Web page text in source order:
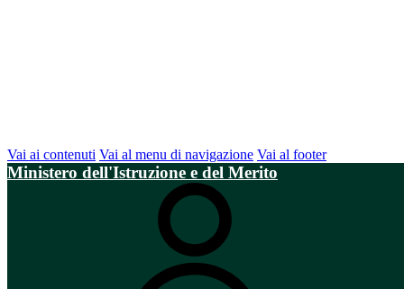
Vai ai contenuti Vai al menu di navigazione Vai al footer
Ministero dell'Istruzione e del Merito